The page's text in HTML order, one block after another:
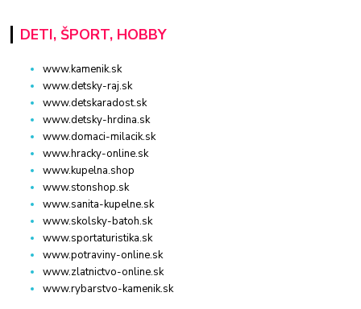
DETI, ŠPORT, HOBBY
www.kamenik.sk
www.detsky-raj.sk
www.detskaradost.sk
www.detsky-hrdina.sk
www.domaci-milacik.sk
www.hracky-online.sk
www.kupelna.shop
www.stonshop.sk
www.sanita-kupelne.sk
www.skolsky-batoh.sk
www.sportaturistika.sk
www.potraviny-online.sk
www.zlatnictvo-online.sk
www.rybarstvo-kamenik.sk